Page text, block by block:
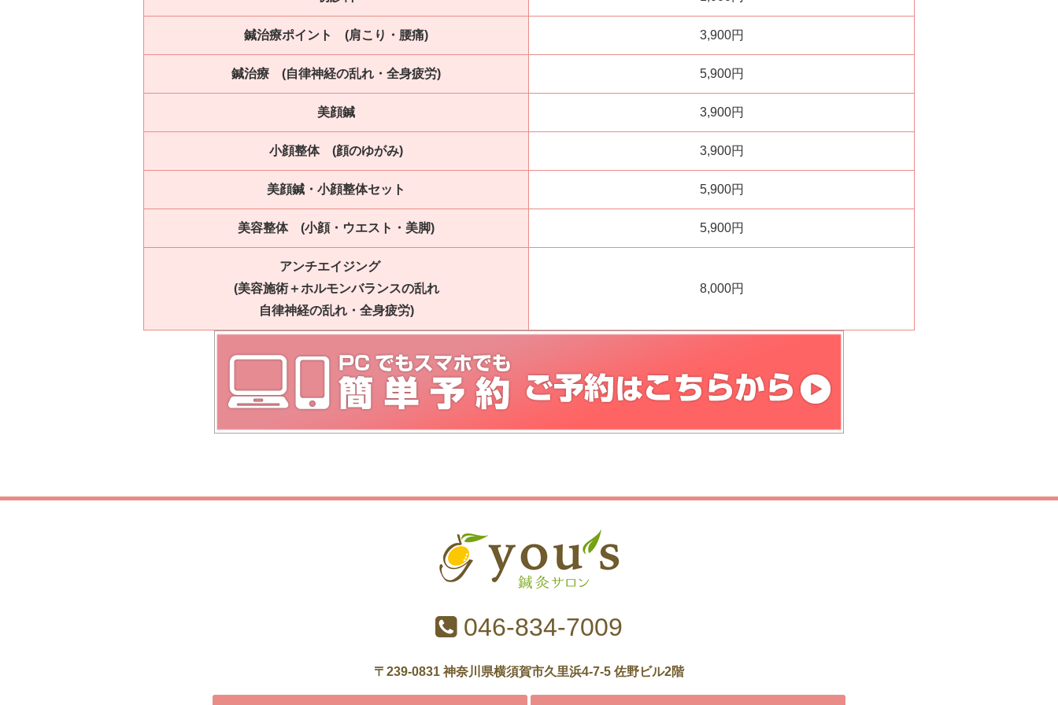
鍼治療ポイント (肩こり・腰痛) 3,900円
鍼治療 (自律神経の乱れ・全身疲労) 5,900円
美顔鍼 3,900円
小顔整体 (顔のゆがみ) 3,900円
美顔鍼・小顔整体セット 5,900円
美容整体 (小顔・ウエスト・美脚) 5,900円
アンチエイジング
(美容施術＋ホルモンバランスの乱れ
自律神経の乱れ・全身疲労)
8,000円
046-834-7009
〒239-0831 神奈川県横須賀市久里浜4-7-5 佐野ビル2階